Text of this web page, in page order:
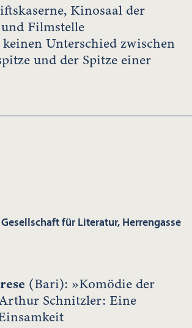
Kinosaal der
Filmstelle
Unterschied zwischen
und der Spitze einer
für Literatur, Herrengasse
(Bari): »Komödie der
Schnitzler: Eine